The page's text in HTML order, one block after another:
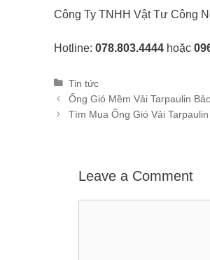
Công Ty TNHH Vật Tư Công
Hotline: 078.803.4444 hoặc
Categories
Tin tức
Post
navigation
Ống Gió Mềm Vải Tarpaulin
Tìm Mua Ống Gió Vải
Leave a Comment